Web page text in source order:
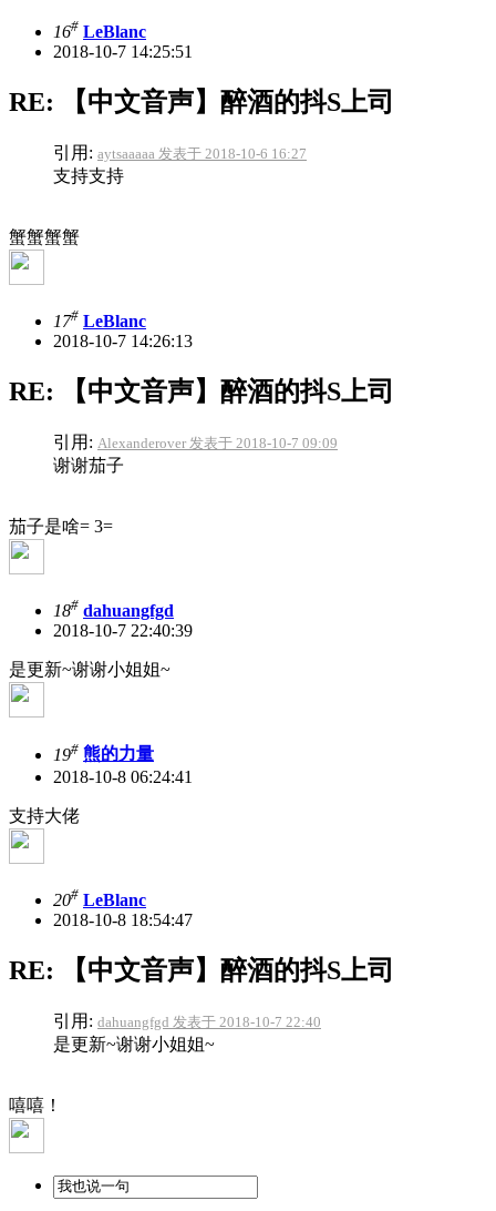
16# LeBlanc
2018-10-7 14:25:51
RE: 【中文音声】醉酒的抖S上司
引用: aytsaaaaa 发表于 2018-10-6 16:27
支持支持
蟹蟹蟹蟹
17# LeBlanc
2018-10-7 14:26:13
RE: 【中文音声】醉酒的抖S上司
引用: Alexanderover 发表于 2018-10-7 09:09
谢谢茄子
茄子是啥= 3=
18# dahuangfgd
2018-10-7 22:40:39
是更新~谢谢小姐姐~
19# 熊的力量
2018-10-8 06:24:41
支持大佬
20# LeBlanc
2018-10-8 18:54:47
RE: 【中文音声】醉酒的抖S上司
引用: dahuangfgd 发表于 2018-10-7 22:40
是更新~谢谢小姐姐~
嘻嘻！